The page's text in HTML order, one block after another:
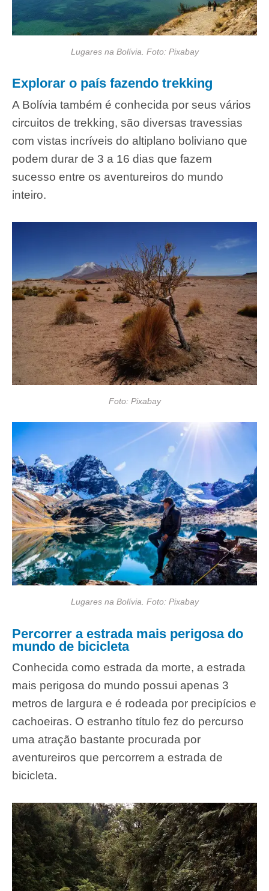
Lugares na Bolívia. Foto: Pixabay
Explorar o país fazendo trekking
A Bolívia também é conhecida por seus vários
circuitos de trekking, são diversas travessias
com vistas incríveis do altiplano boliviano que
podem durar de 3 a 16 dias que fazem
sucesso entre os aventureiros do mundo
inteiro.
Foto: Pixabay
Lugares na Bolívia. Foto: Pixabay
Percorrer a estrada mais perigosa do
mundo de bicicleta
Conhecida como estrada da morte, a estrada
mais perigosa do mundo possui apenas 3
metros de largura e é rodeada por precipícios e
cachoeiras. O estranho título fez do percurso
uma atração bastante procurada por
aventureiros que percorrem a estrada de
bicicleta.